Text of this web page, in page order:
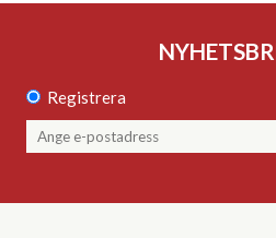
Registrera